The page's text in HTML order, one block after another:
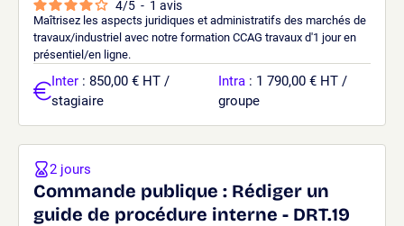
4/5 - 1 avis
Maîtrisez les aspects juridiques et administratifs des marchés de
travaux/industriel avec notre formation CCAG travaux d'1 jour en
présentiel/en ligne.
Inter : 850,00 € HT /
stagiaire
Intra : 1 790,00 € HT /
groupe
Commande publique : Rédiger un
guide de procédure interne - DRT.19
2 jours